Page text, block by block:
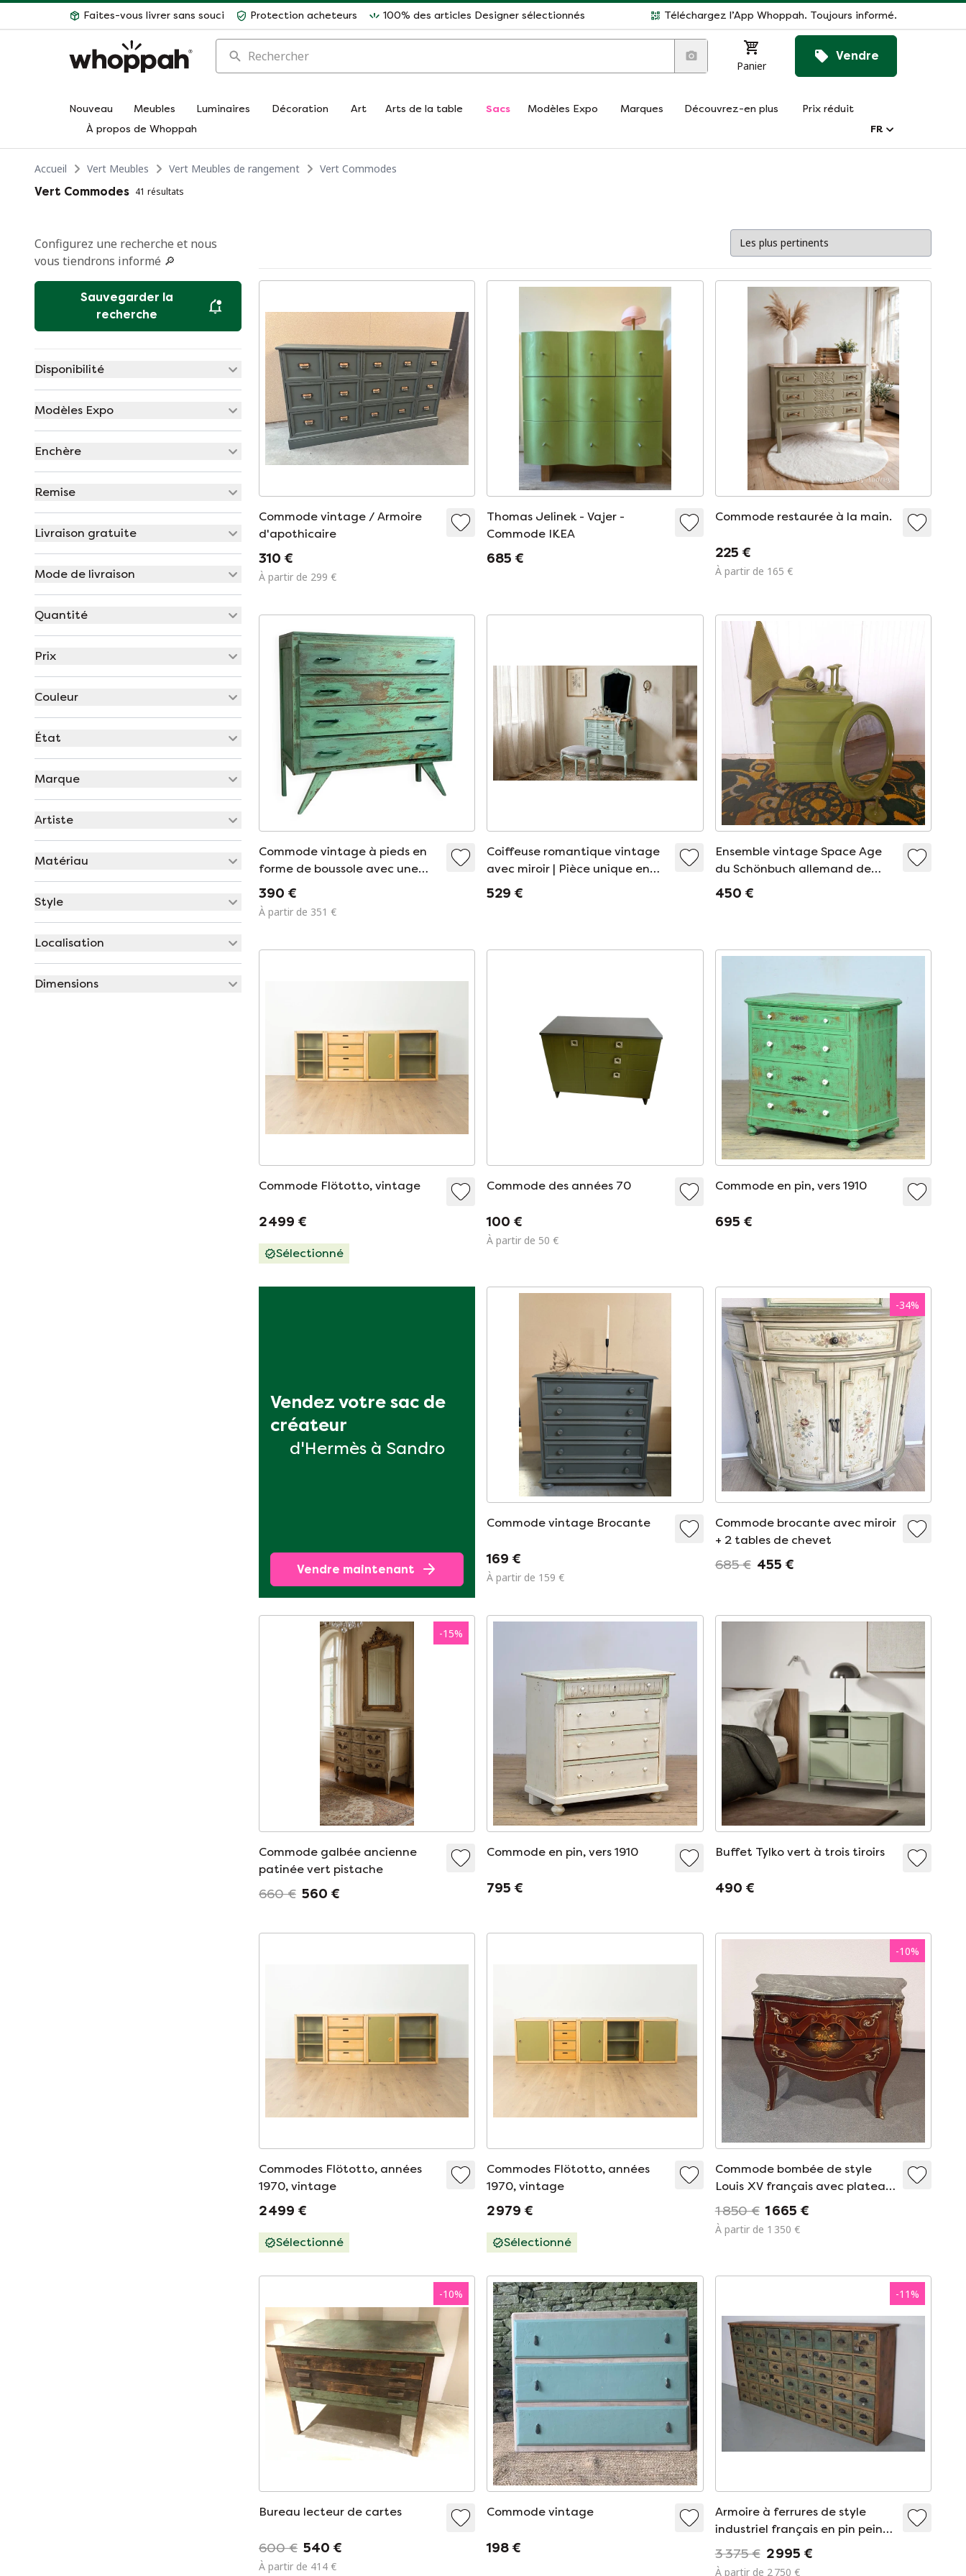
Faites-vous livrer sans souci Protection acheteurs 100% des articles Designer sélectionnés Téléchargez l’App Whoppah. Toujours informé.
Rechercher
Panier
Vendre
Nouveau Meubles Luminaires Décoration Art Arts de la table Sacs Modèles Expo Marques Découvrez-en plus
Prix réduit
À propos de Whoppah
FR
Accueil Vert Meubles Vert Meubles de rangement
Vert Commodes
Vert Commodes 41 résultats
Configurez une recherche et nous
vous tiendrons informé 🔎
Sauvegarder la
recherche
Disponibilité
Modèles Expo
Enchère
Remise
Livraison gratuite
Mode de livraison
Quantité
Prix
Couleur
État
Marque
Artiste
Matériau
Style
Localisation
Dimensions
Commode vintage / Armoire
d'apothicaire
310 €
À partir de 299 €
Thomas Jelinek - Vajer -
Commode IKEA
685 €
Commode restaurée à la main.
225 €
À partir de 165 €
Commode vintage à pieds en
forme de boussole avec une
patine.
390 €
À partir de 351 €
Coiffeuse romantique vintage
avec miroir | Pièce unique en
chêne massif recyclé, style
529 €
Ensemble vintage Space Age
du Schönbuch allemand de
Jurgen Lange '70
450 €
Commode Flötotto, vintage
2 499 €
Sélectionné
Commode des années 70
100 €
À partir de 50 €
Commode en pin, vers 1910
695 €
Vendez votre sac de
créateur
d'Hermès à Sandro
Vendre maintenant
Commode vintage Brocante
169 €
À partir de 159 €
-34%
Commode brocante avec miroir
+ 2 tables de chevet
685 € 455 €
-15%
Commode galbée ancienne
patinée vert pistache
660 € 560 €
Commode en pin, vers 1910
795 €
Buffet Tylko vert à trois tiroirs
490 €
Commodes Flötotto, années
1970, vintage
2 499 €
Sélectionné
Commodes Flötotto, années
1970, vintage
2 979 €
Sélectionné
-10%
Commode bombée de style
Louis XV français avec plateau
en marbre
1 850 € 1 665 €
À partir de 1 350 €
-10%
Bureau lecteur de cartes
600 € 540 €
À partir de 414 €
Commode vintage
198 €
-11%
Armoire à ferrures de style
industriel français en pin peint,
années 1950
3 375 € 2 995 €
À partir de 2 750 €